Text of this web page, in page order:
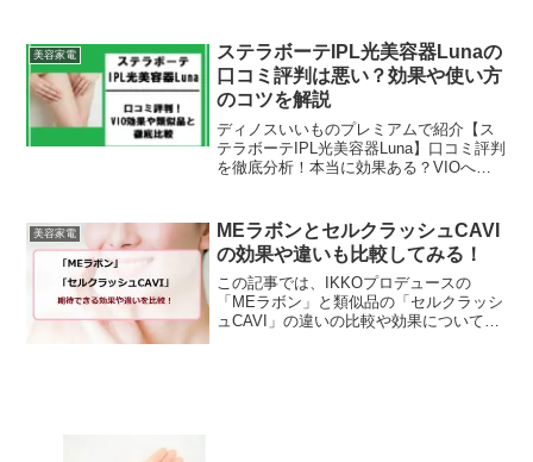
イボーテヴィーナス」との違いについて
も比較してみました！...
美容家電
ステラボーテIPL光美容器Lunaの
口コミ評判は悪い？効果や使い方
のコツを解説
ディノスいいものプレミアムで紹介【ス
テラボーテIPL光美容器Luna】口コミ評判
を徹底分析！本当に効果ある？VIOへの
で痛みが少ない？自宅でつるすべ肌へ導
く秘密を公開！初めての方も安心のQ&A
付き。賢く選んで、自信あふれる素肌を
手に入れましょう！
美容家電
MEラボンとセルクラッシュCAVI
の効果や違いも比較してみる！
この記事では、IKKOプロデュースの
「MEラボン」と類似品の「セルクラッシ
ュCAVI」の違いの比較や効果についてチ